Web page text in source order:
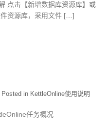
点击【新增数据库资源库】或
资源库，采用文件 […]
Posted in KettleOnline使用说明
任务概况